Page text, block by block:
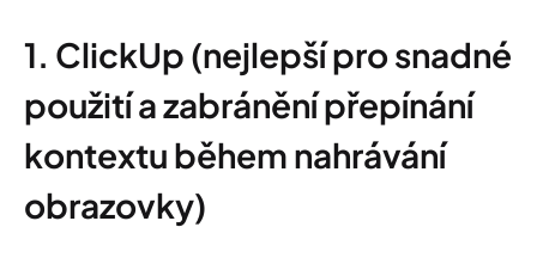
1. ClickUp (nejlepší pro snadné
použití a zabránění přepínání
kontextu během nahrávání
obrazovky)